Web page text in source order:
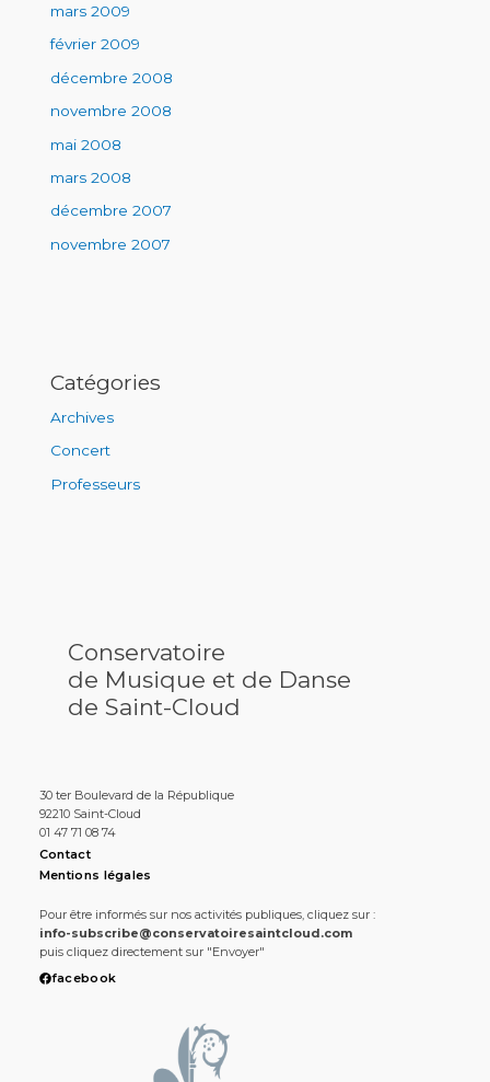
mars 2009
février 2009
décembre 2008
novembre 2008
mai 2008
mars 2008
décembre 2007
novembre 2007
Catégories
Archives
Concert
Professeurs
Conservatoire
de Musique et de Danse
de Saint-Cloud
30 ter Boulevard de la République
92210 Saint-Cloud
01 47 71 08 74
Contact
Mentions légales
Pour être informés sur nos activités publiques, cliquez sur :
info-subscribe@conservatoiresaintcloud.com
puis cliquez directement sur "Envoyer"
facebook